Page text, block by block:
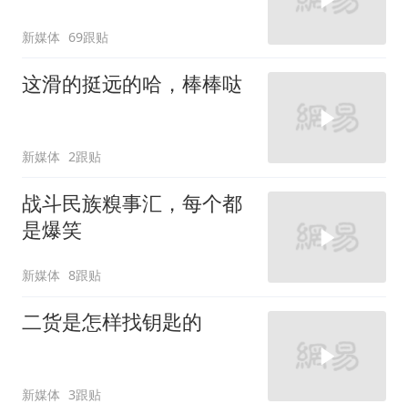
新媒体 69跟贴
这滑的挺远的哈，棒棒哒
新媒体 2跟贴
战斗民族糗事汇，每个都
是爆笑
新媒体 8跟贴
二货是怎样找钥匙的
新媒体 3跟贴